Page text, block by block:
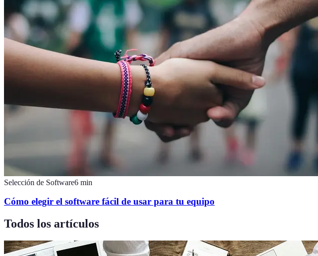
Selección de Software6 min
Cómo elegir el software fácil de usar para tu equipo
Todos los artículos